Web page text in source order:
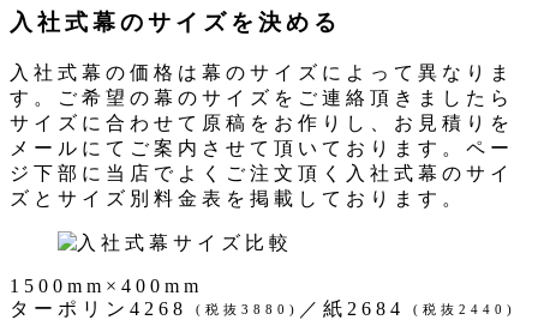
入社式幕のサイズを決める
入社式幕の価格は幕のサイズによって異なりま
す。ご希望の幕のサイズをご連絡頂きましたら
サイズに合わせて原稿をお作りし、お見積りを
メールにてご案内させて頂いております。ペー
ジ下部に当店でよくご注文頂く入社式幕のサイ
ズとサイズ別料金表を掲載しております。
1500mm×400mm
ターポリン4268
(税抜3880) ／紙2684 (税抜2440)